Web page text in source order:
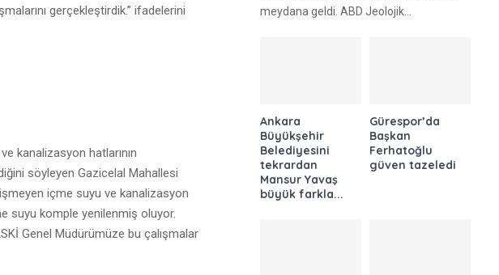
gerçekleştirdik.” ifadelerini
kanalizasyon hatlarının
söyleyen Gazicelal Mahallesi
içme suyu ve kanalizasyon
suyu komple yenilenmiş oluyor.
Genel Müdürümüze bu çalışmalar
meydana geldi. ABD Jeolojik...
Ankara
Büyükşehir
Belediyesini
tekrardan
Mansur Yavaş
büyük farkla...
Gürespor’da
Başkan
Ferhatoğlu
güven tazeledi